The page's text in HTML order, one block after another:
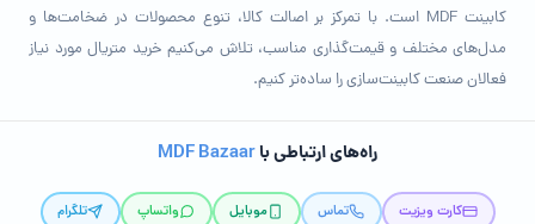
کابینت MDF است. با تمرکز بر اصالت کالا، تنوع محصولات در ضخامت‌ها و
مدل‌های مختلف و قیمت‌گذاری مناسب، تلاش می‌کنیم خرید متریال مورد نیاز
فعالان صنعت کابینت‌سازی را ساده‌تر کنیم.
راه‌های ارتباطی باMDF Bazaar
کارت ویزیت تماس موبایل واتساپ
تلگرام